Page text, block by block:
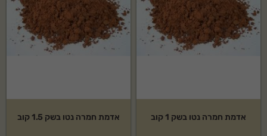
אדמת חמרה נטו בשק 1 קוב אדמת חמרה נטו בשק 1.5 קוב